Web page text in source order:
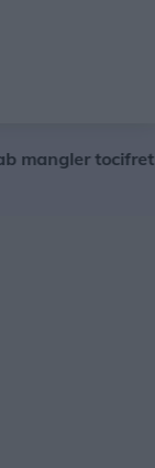
tocifret